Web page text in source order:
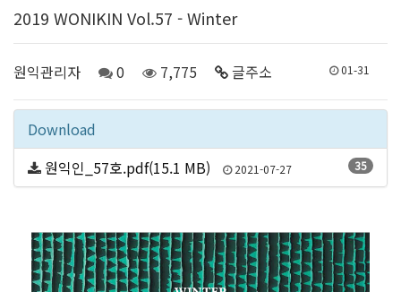
2019 WONIKIN Vol.57 - Winter
원익관리자 0 7,775 글주소 01-31
Download
원익인_57호.pdf(15.1 MB)
2021-07-27 35